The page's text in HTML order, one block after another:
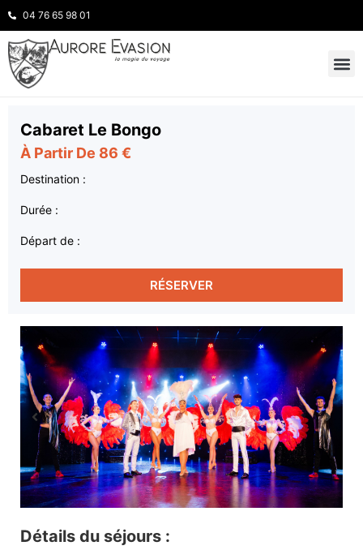
04 76 65 98 01
Détails du séjours :
Cabaret Le Bongo
À Partir De 86 €
Destination :
Durée :
Départ de :
RÉSERVER